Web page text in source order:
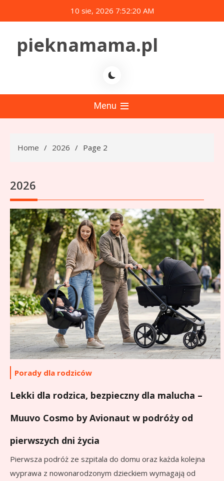
to
10 sie, 2026 7:52:22 AM
pieknamama.pl
Menu
Home 2026 Page 2
2026
Porady dla rodziców
Lekki dla rodzica, bezpieczny dla malucha –
Muuvo Cosmo by Avionaut w podróży od
pierwszych dni życia
Pierwsza podróż ze szpitala do domu oraz każda kolejna
wyprawa z nowonarodzonym dzieckiem wymagają od